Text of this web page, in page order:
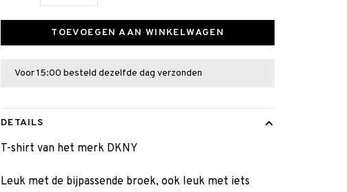
TOEVOEGEN AAN WINKELWAGEN
Voor 15:00 besteld dezelfde dag verzonden
DETAILS
T-shirt van het merk DKNY
Leuk met de bijpassende broek, ook leuk met iets